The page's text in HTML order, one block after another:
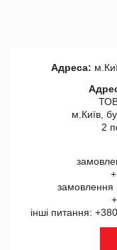
Адреса:
м.Київ,
2
замовлення
інші питання: